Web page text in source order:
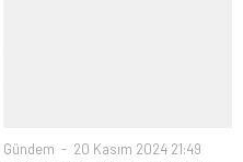
Gündem 20 Kasım 2024 21:49